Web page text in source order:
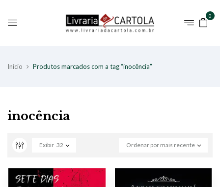
0
Início Produtos marcados com a tag “inocência”
inocência
Ordenar por mais recente
Exibir 32